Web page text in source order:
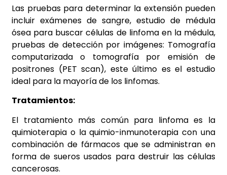
Las pruebas para determinar la extensión pueden
incluir exámenes de sangre, estudio de médula
ósea para buscar células de linfoma en la médula,
pruebas de detección por imágenes: Tomografía
computarizada o tomografía por emisión de
positrones (PET scan), este último es el estudio
ideal para la mayoría de los linfomas.
Tratamientos:
El tratamiento más común para linfoma es la
quimioterapia o la quimio-inmunoterapia con una
combinación de fármacos que se administran en
forma de sueros usados para destruir las células
cancerosas.